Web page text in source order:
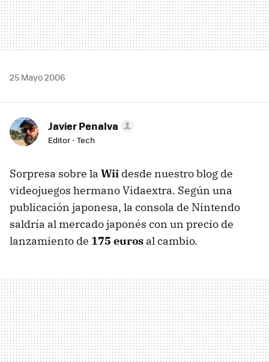
25 Mayo 2006
Javier Penalva
Editor - Tech
Sorpresa sobre la Wii desde nuestro blog de
videojuegos hermano Vidaextra. Según una
publicación japonesa, la consola de Nintendo
saldría al mercado japonés con un precio de
lanzamiento de 175 euros al cambio.